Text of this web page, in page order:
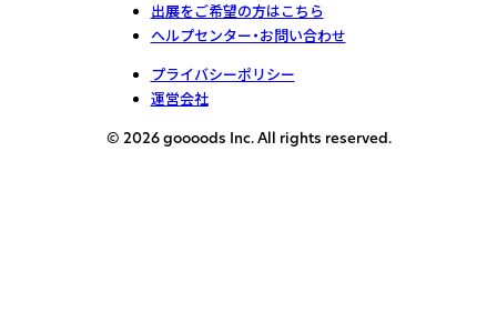
出展をご希望の方はこちら
ヘルプセンター・お問い合わせ
プライバシーポリシー
運営会社
© 2026 goooods Inc. All rights reserved.